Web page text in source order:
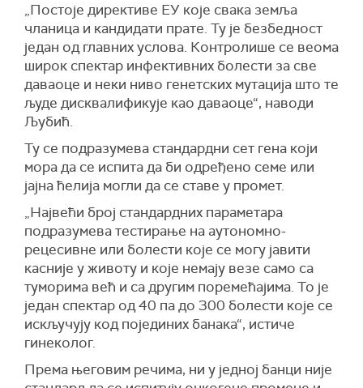
„Постоје директиве ЕУ које свака земља
чланица и кандидати прате. Ту је безбедност
један од главних услова. Контролише се веома
широк спектар инфективних болести за све
даваоце и неки ниво генетских мутација што те
људе дисквалификује као даваоце“, наводи
Љубић.
Ту се подразумева стандардни сет гена који
мора да се испита да би одређено семе или
јајна ћелија могли да се ставе у промет.
„Највећи број стандардних параметара
подразумева тестирање на аутономно-
рецесивне или болести које се могу јавити
касније у животу и које немају везе само са
туморима већ и са другим поремећајима. То је
један спектар од 40 па до 300 болести које се
искључују код појединих банака“, истиче
гинеколог.
Према његовим речима, ни у једној банци није